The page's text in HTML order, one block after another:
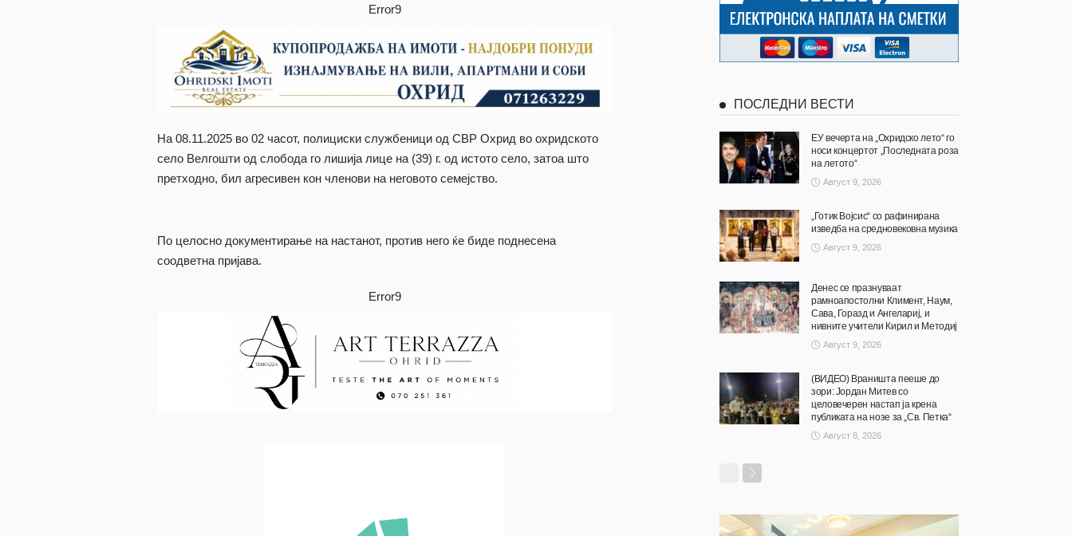
Error9
На 08.11.2025 во 02 часот, полициски службеници од СВР Охрид во охридското
село Велгошти од слобода го лишија лице на (39) г. од истото село, затоа што
претходно, бил агресивен кон членови на неговото семејство.
По целосно документирање на настанот, против него ќе биде поднесена
соодветна пријава.
Error9
ПОСЛЕДНИ ВЕСТИ
ЕУ вечерта на „Охридско лето“ го
носи концертот „Последната роза
на летото“
Август 9, 2026
„Готик Војсис“ со рафинирана
изведба на средновековна музика
Август 9, 2026
Денес се празнуваат
рамноапостолни Климент, Наум,
Сава, Горазд и Ангелариј, и
нивните учители Кирил и Методиј
Август 9, 2026
(ВИДЕО) Враништа пееше до
зори: Јордан Митев со
целовечерен настап ја крена
публиката на нозе за „Св. Петка“
Август 8, 2026